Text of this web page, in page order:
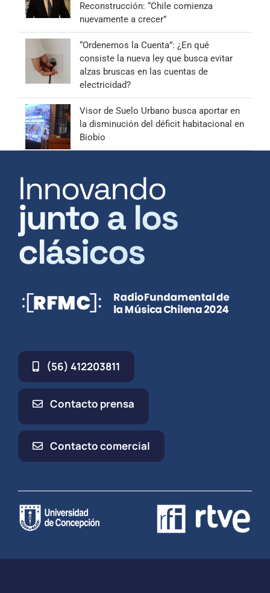
Reconstrucción: “Chile comienza
nuevamente a crecer”
“Ordenemos la Cuenta”: ¿En qué
consiste la nueva ley que busca evitar
alzas bruscas en las cuentas de
electricidad?
Visor de Suelo Urbano busca aportar en
la disminución del déficit habitacional en
Biobío
Innovando
junto a los
clásicos
(56) 412203811
Contacto prensa
Contacto comercial